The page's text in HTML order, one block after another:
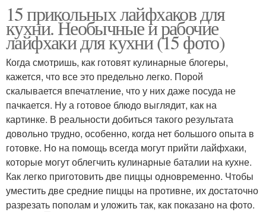
15 прикольных лайфхаков для
кухни. Необычные и рабочие
лайфхаки для кухни (15 фото)
Когда смотришь, как готовят кулинарные блогеры,
кажется, что все это предельно легко. Порой
скалывается впечатление, что у них даже посуда не
пачкается. Ну а готовое блюдо выглядит, как на
картинке. В реальности добиться такого результата
довольно трудно, особенно, когда нет большого опыта в
готовке. Но на помощь всегда могут прийти лайфхаки,
которые могут облегчить кулинарные баталии на кухне.
Как легко приготовить две пиццы одновременно. Чтобы
уместить две средние пиццы на противне, их достаточно
разрезать пополам и уложить так, как показано на фото.